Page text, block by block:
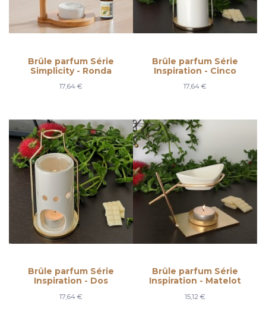
Brûle parfum Série
Simplicity - Ronda
17,64 €
Brûle parfum Série
Inspiration - Cinco
17,64 €
Brûle parfum Série
Inspiration - Dos
17,64 €
Brûle parfum Série
Inspiration - Matelot
15,12 €